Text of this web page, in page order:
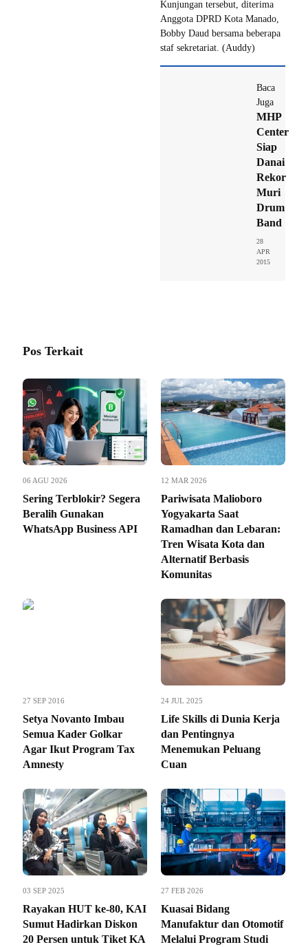
Kunjungan tersebut, diterima
Anggota DPRD Kota Manado,
Bobby Daud bersama beberapa
staf sekretariat. (Auddy)
Baca
Juga
MHP
Center
Siap
Danai
Rekor
Muri
Drum
Band
28
APR
2015
Pos Terkait
06 AGU 2026
Sering Terblokir? Segera
Beralih Gunakan
WhatsApp Business API
12 MAR 2026
Pariwisata Malioboro
Yogyakarta Saat
Ramadhan dan Lebaran:
Tren Wisata Kota dan
Alternatif Berbasis
Komunitas
27 SEP 2016
Setya Novanto Imbau
Semua Kader Golkar
Agar Ikut Program Tax
Amnesty
24 JUL 2025
Life Skills di Dunia Kerja
dan Pentingnya
Menemukan Peluang
Cuan
03 SEP 2025
Rayakan HUT ke-80, KAI
Sumut Hadirkan Diskon
20 Persen untuk Tiket KA
27 FEB 2026
Kuasai Bidang
Manufaktur dan Otomotif
Melalui Program Studi